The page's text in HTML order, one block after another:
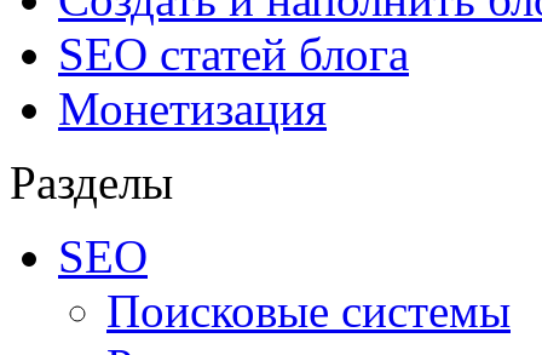
SEO статей блога
Монетизация
Разделы
SEO
Поисковые системы